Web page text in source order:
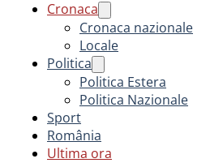
Cronaca
Cronaca nazionale
Locale
Politica
Politica Estera
Politica Nazionale
Sport
România
Ultima ora